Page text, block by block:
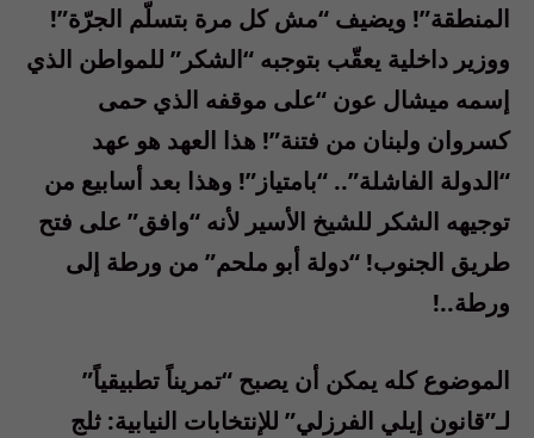
المنطقة”! ويضيف “مش كل مرة بتسلّم الجرّة”!
ووزير داخلية يعقّب بتوجبه “الشكر” للمواطن الذي
إسمه ميشال عون “على موقفه الذي حمى
كسروان ولبنان من فتنة”! هذا العهد هو عهد
“الدولة الفاشلة”.. “بامتياز”! وهذا بعد أسابيع من
توجيهه الشكر للشيخ الأسير لأنه “وافق” على فتح
طريق الجنوب! “دولة أبو ملحم” من ورطة إلى
ورطة..!
الموضوع كله يمكن أن يصبح “تمريناً تطبيقياً”
لـ”قانون إيلي الفرزلي” للإنتخابات النيابية: ثلج